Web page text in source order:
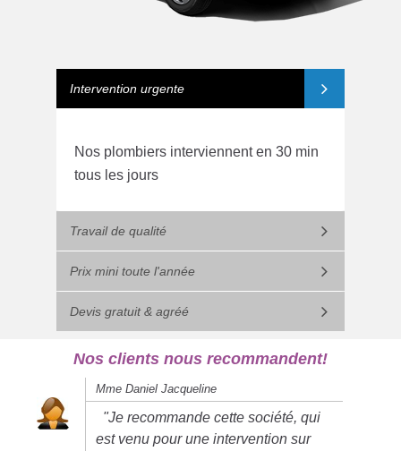
Intervention urgente
Nos plombiers interviennent en 30 min
tous les jours
Travail de qualité
Prix mini toute l'année
Devis gratuit & agréé
Nos clients nous recommandent!
Mme Daniel Jacqueline
"Je recommande cette société, qui
est venu pour une intervention sur